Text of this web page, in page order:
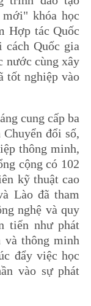
khóa học
Hợp tác Quốc
cách Quốc gia
nước cùng xây
tốt nghiệp vào
cung cấp ba
đổi số,
thông minh,
cộng có 102
kỹ thuật cao
Lào đã tham
nghệ và quy
tiến như phát
và thông minh
đẩy việc học
vào sự phát